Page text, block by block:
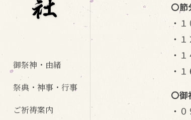
御祭神・由緒
祭典・神事・行事
ご祈祷案内
〇節
・
・
・
・
〇御
・